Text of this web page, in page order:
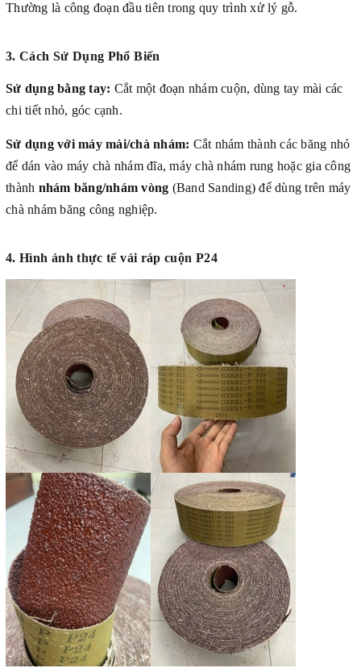
Thường là công đoạn đầu tiên trong quy trình xử lý gỗ.
3. Cách Sử Dụng Phổ Biến
Sử dụng bằng tay: Cắt một đoạn nhám cuộn, dùng tay mài các
chi tiết nhỏ, góc cạnh.
Sử dụng với máy mài/chà nhám: Cắt nhám thành các băng nhỏ
để dán vào máy chà nhám đĩa, máy chà nhám rung hoặc gia công
thành nhám băng/nhám vòng (Band Sanding) để dùng trên máy
chà nhám băng công nghiệp.
4. Hình ảnh thực tế vải ráp cuộn P24